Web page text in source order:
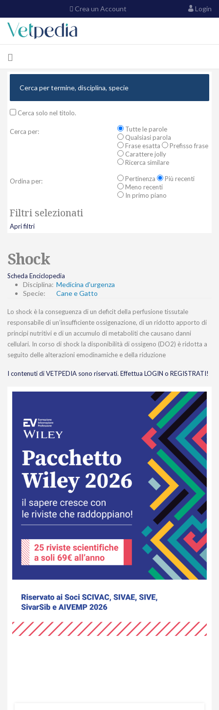
Crea un Account Login
Cerca solo nel titolo.
Cerca per:
Tutte le parole
Qualsiasi parola
Frase esatta
Prefisso frase
Carattere jolly
Ricerca similare
Ordina per: Pertinenza
Più recenti
Meno recenti
In primo piano
Filtri selezionati
Apri filtri
Shock
Scheda Enciclopedia
Disciplina: Medicina d'urgenza
Specie:
Cane e Gatto
Lo shock è la conseguenza di un deficit della perfusione tissutale
responsabile di un’insufficiente ossigenazione, di un ridotto apporto di
principi nutritivi e di un accumulo di metaboliti che causano danni
cellulari. In corso di shock la disponibilità di ossigeno (DO2) è ridotta a
seguito delle alterazioni emodinamiche e della riduzione
I contenuti di VETPEDIA sono riservati. Effettua LOGIN o REGISTRATI!